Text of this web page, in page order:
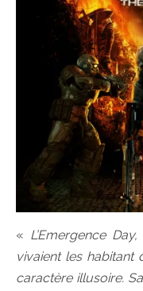
« L’Emergence
vivaient les habitant
caractère illusoire.